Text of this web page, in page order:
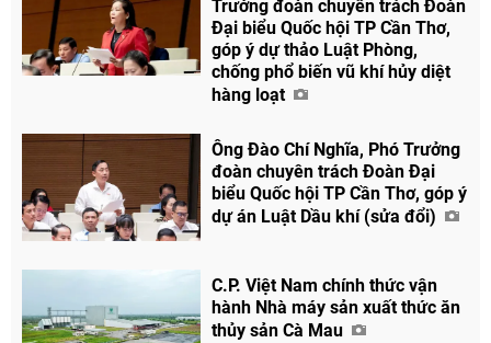
Chia sẻ
Facebook
Trưởng đoàn chuyên trách Đoàn
Đại biểu Quốc hội TP Cần Thơ,
góp ý dự thảo Luật Phòng,
chống phổ biến vũ khí hủy diệt
hàng loạt
Ông Đào Chí Nghĩa, Phó Trưởng
đoàn chuyên trách Đoàn Đại
biểu Quốc hội TP Cần Thơ, góp ý
dự án Luật Dầu khí (sửa đổi)
C.P. Việt Nam chính thức vận
hành Nhà máy sản xuất thức ăn
thủy sản Cà Mau